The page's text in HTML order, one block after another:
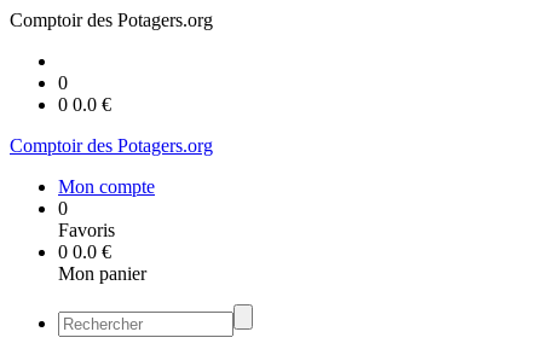
Comptoir des Potagers.org
0
0 0.0 €
Comptoir des Potagers.org
Mon compte
0
Favoris
0 0.0 €
Mon panier